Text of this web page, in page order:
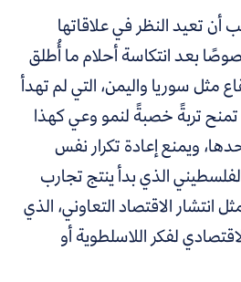
تعيد النظر في علاقاتها
بعد انتكاسة أحلام ما أُطلق
مثل سوريا واليمن، التي لم تهدأ
تمنح تربةً خصبةً لنمو وعي كهذا
ويمنع إعادة تكرار نفس
الذي بدأ ينتج تجارب
انتشار الاقتصاد التعاوني، الذي
لفكر اللاسلطوية أو